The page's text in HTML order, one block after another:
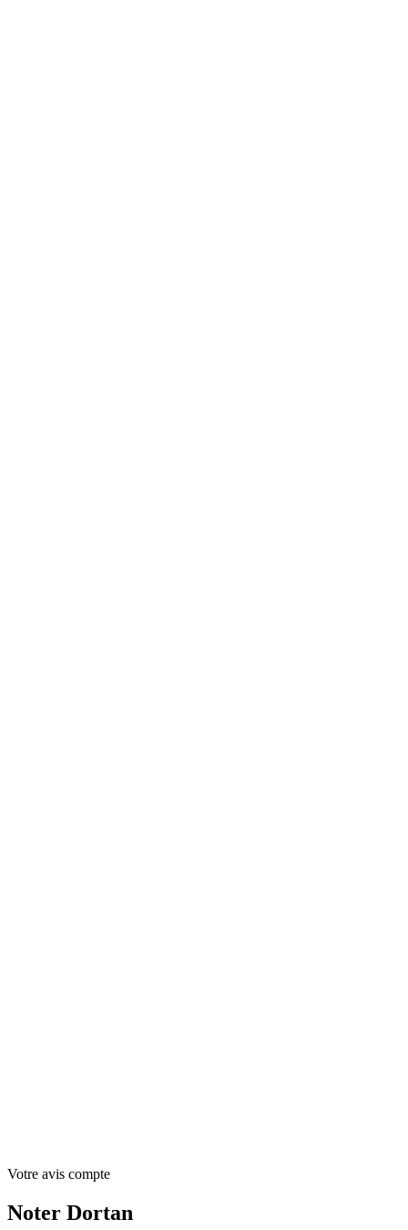
Votre avis compte
Noter Dortan